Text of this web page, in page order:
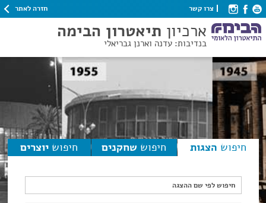
צרו קשר חזרה לאתר
ארכיון תיאטרון הבימה
בנדיבות: עדנה וארנן גבריאלי
חיפוש הצגות חיפוש שחקנים חיפוש יוצרים
חיפוש לפי שם ההצגה